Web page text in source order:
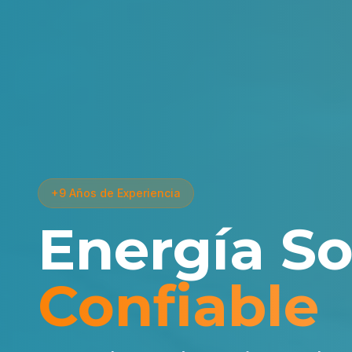
+9 Años de Experiencia
Energía
Confiable